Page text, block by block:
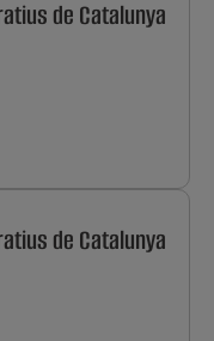
de Catalunya
de Catalunya